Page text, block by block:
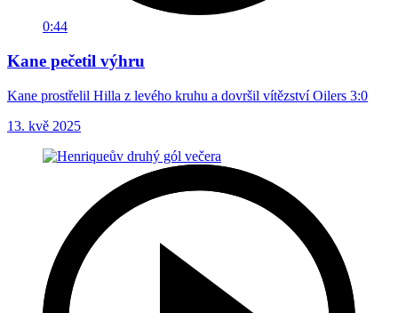
0:44
Kane pečetil výhru
Kane prostřelil Hilla z levého kruhu a dovršil vítězství Oilers 3:0
13. kvě 2025